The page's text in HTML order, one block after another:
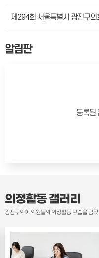
제294회 서울특별시 광진구의
알림판
등록된
의정활동 갤러리
광진구의회 의원들의 의정활동 모습을 담